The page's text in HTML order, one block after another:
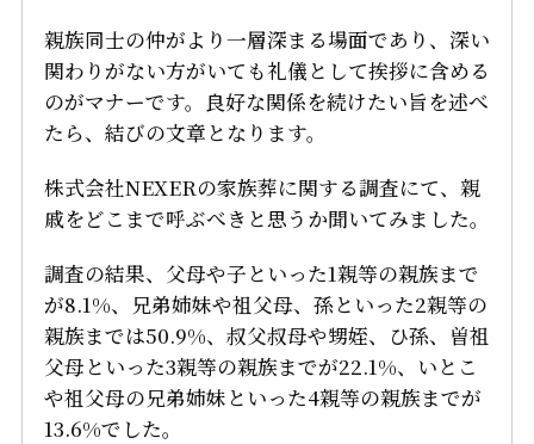
親族同士の仲がより一層深まる場面であり、深い
関わりがない方がいても礼儀として挨拶に含める
のがマナーです。良好な関係を続けたい旨を述べ
たら、結びの文章となります。
株式会社NEXERの家族葬に関する調査にて、親
戚をどこまで呼ぶべきと思うか聞いてみました。
調査の結果、父母や子といった1親等の親族まで
が8.1%、兄弟姉妹や祖父母、孫といった2親等の
親族までは50.9%、叔父叔母や甥姪、ひ孫、曽祖
父母といった3親等の親族までが22.1%、いとこ
や祖父母の兄弟姉妹といった4親等の親族までが
13.6%でした。